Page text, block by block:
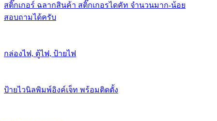
สติ๊กเกอร์ ฉลากสินค้า สติ๊กเกอรไดคัท จำนวนมาก-น้อย
สอบถามได้ครับ
กล่องไฟ, ตู้ไฟ, ป้ายไฟ
ป้ายไวนิลพิมพ์อิงค์เจ็ท พร้อมติดตั้ง